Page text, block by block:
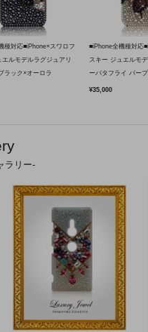
種対応■iPhone×スワロフ
エルモデルラグジュアリ
ラック×オーロラ
■iPhone全機種対応
スキー ジュエルモ
ーバタフライ パー
¥35,000
ラリー-